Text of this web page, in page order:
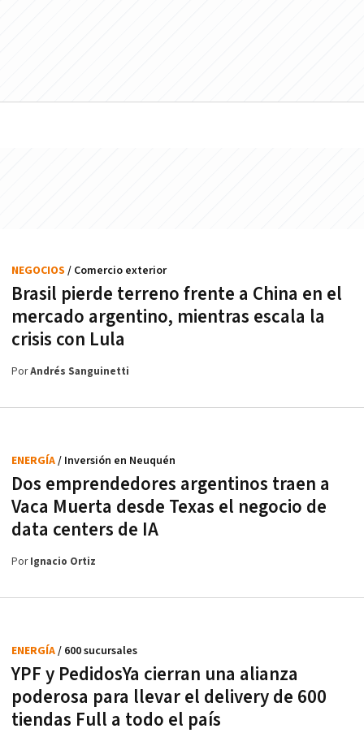
Brasil pierde terreno frente a China en el
mercado argentino, mientras escala la
crisis con Lula
NEGOCIOS / Comercio exterior
PorAndrés Sanguinetti
Dos emprendedores argentinos traen a
Vaca Muerta desde Texas el negocio de
data centers de IA
ENERGÍA/ Inversión en Neuquén
PorIgnacio Ortiz
YPF y PedidosYa cierran una alianza
poderosa para llevar el delivery de 600
tiendas Full a todo el país
ENERGÍA/ 600 sucursales